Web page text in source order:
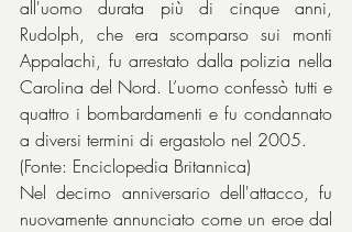
all'uomo durata più di cinque anni,
Rudolph, che era scomparso sui monti
Appalachi, fu arrestato dalla polizia nella
Carolina del Nord. L’uomo confessò tutti e
quattro i bombardamenti e fu condannato
a diversi termini di ergastolo nel 2005.
(Fonte: Enciclopedia Britannica)
Nel decimo anniversario dell'attacco, fu
nuovamente annunciato come un eroe dal